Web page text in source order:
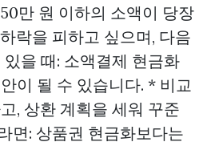
만 원 이하의 소액이 당장
락을 피하고 싶으며, 다음
을 때: 소액결제 현금화
이 될 수 있습니다. * 비교
, 상환 계획을 세워 꾸준
면: 상품권 현금화보다는